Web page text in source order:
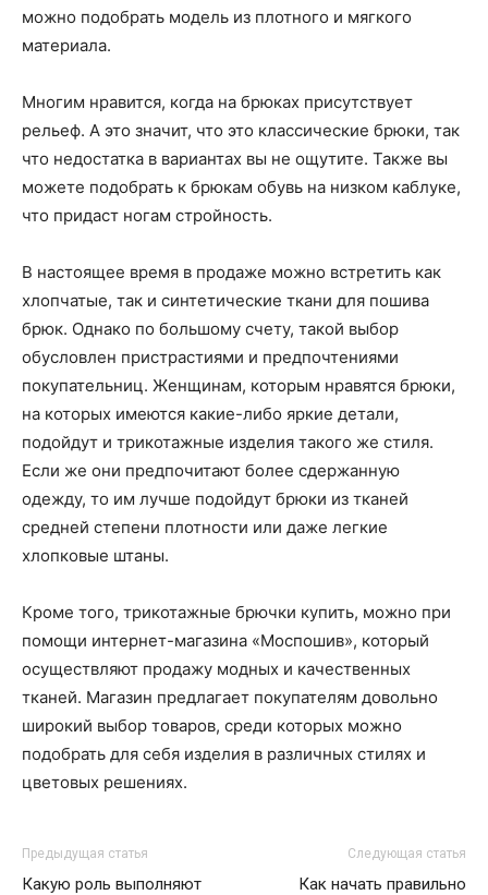
можно подобрать модель из плотного и мягкого
материала.
Многим нравится, когда на брюках присутствует
рельеф. А это значит, что это классические брюки, так
что недостатка в вариантах вы не ощутите. Также вы
можете подобрать к брюкам обувь на низком каблуке,
что придаст ногам стройность.
В настоящее время в продаже можно встретить как
хлопчатые, так и синтетические ткани для пошива
брюк. Однако по большому счету, такой выбор
обусловлен пристрастиями и предпочтениями
покупательниц. Женщинам, которым нравятся брюки,
на которых имеются какие-либо яркие детали,
подойдут и трикотажные изделия такого же стиля.
Если же они предпочитают более сдержанную
одежду, то им лучше подойдут брюки из тканей
средней степени плотности или даже легкие
хлопковые штаны.
Кроме того, трикотажные брючки купить, можно при
помощи интернет-магазина «Моспошив», который
осуществляют продажу модных и качественных
тканей. Магазин предлагает покупателям довольно
широкий выбор товаров, среди которых можно
подобрать для себя изделия в различных стилях и
цветовых решениях.
Предыдущая статья
Какую роль выполняют
Следующая статья
Как начать правильно